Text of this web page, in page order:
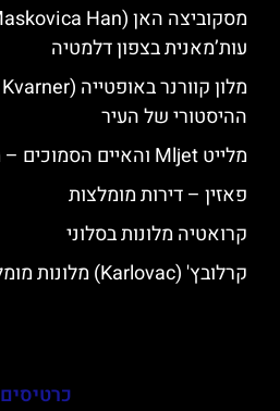
עות’מאנית בצפון דלמטיה
ההיסטורי של העיר
מלייט Mljet והאיים הסמוכים – מלונות מומלצים
פאזין – דירות מומלצות
קרואטיה מלונות בסלוני
קרלובץ' (Karlovac) מלונות מומלצים
כרטיסים